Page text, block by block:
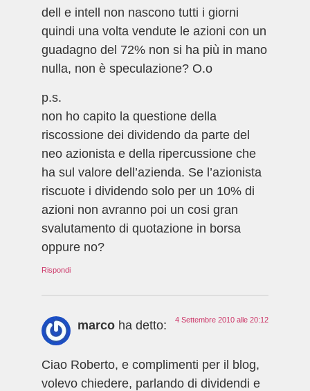
dell e intell non nascono tutti i giorni
quindi una volta vendute le azioni con un
guadagno del 72% non si ha più in mano
nulla, non è speculazione? O.o
p.s.
non ho capito la questione della
riscossione dei dividendo da parte del
neo azionista e della ripercussione che
ha sul valore dell’azienda. Se l’azionista
riscuote i dividendo solo per un 10% di
azioni non avranno poi un cosi gran
svalutamento di quotazione in borsa
oppure no?
Rispondi
marco ha detto: 4 Settembre 2010 alle 20:12
Ciao Roberto, e complimenti per il blog,
volevo chiedere, parlando di dividendi e